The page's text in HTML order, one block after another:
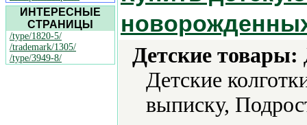
ИНТЕРЕСНЫЕ
СТРАНИЦЫ
/type/1820-5/
/trademark/1305/
/type/3949-8/
Детские товары:
Детские
выписку,